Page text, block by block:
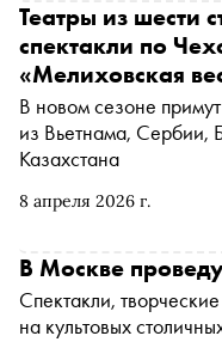
8 апреля 2026 г.
Театры из шести
спектакли по
«Мелиховская
В новом сезоне
из Вьетнама, Сербии,
Казахстана
В Москве
Спектакли,
на культовых